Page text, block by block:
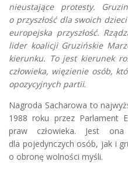
nieustające protesty.
o przyszłość dla swoich
europejska przyszłość.
lider koalicji Gruzińskie
kierunku. To jest kierunek
człowieka, więzienie osób,
opozycyjnych partii.
Nagroda Sacharowa to
1988 roku przez Parlament
praw człowieka. Jest
dla pojedynczych osób, jak i
o obronę wolności myśli.